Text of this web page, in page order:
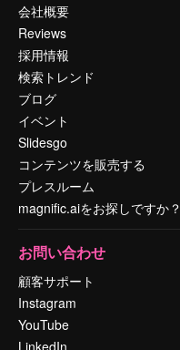
会社概要
Reviews
採用情報
検索トレンド
ブログ
イベント
Slidesgo
コンテンツを販売する
プレスルーム
magnific.aiをお探しですか？
お問い合わせ
顧客サポート
Instagram
YouTube
LinkedIn